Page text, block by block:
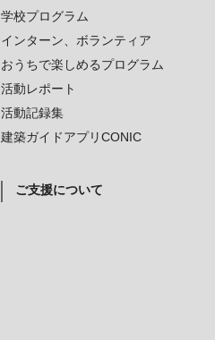
学校プログラム
インターン、ボランティア
おうちで楽しめるプログラム
活動レポート
活動記録集
建築ガイドアプリCONIC
ご支援について